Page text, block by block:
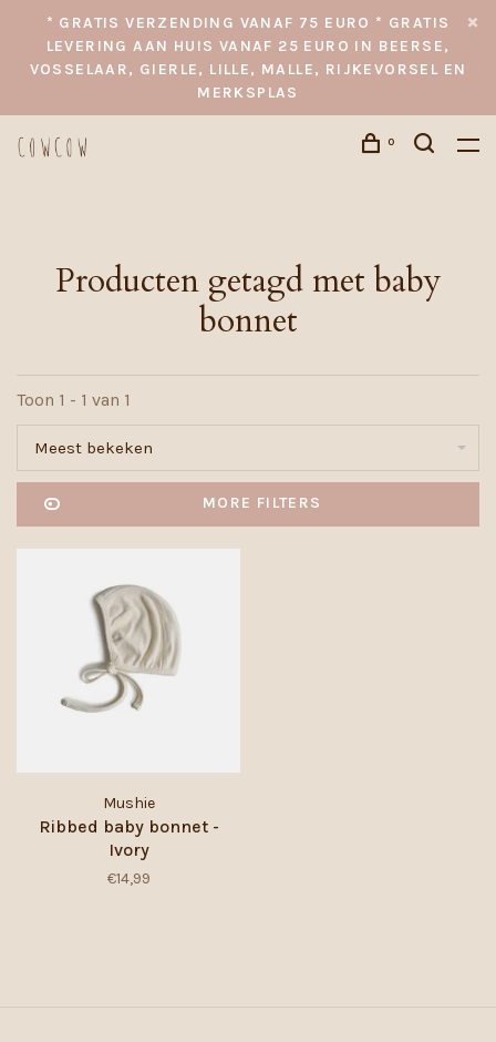
* GRATIS VERZENDING VANAF 75 EURO * GRATIS
LEVERING AAN HUIS VANAF 25 EURO IN BEERSE,
VOSSELAAR, GIERLE, LILLE, MALLE, RIJKEVORSEL EN
MERKSPLAS
0
Producten getagd met baby
bonnet
Toon 1 - 1 van 1
Meest bekeken
MORE FILTERS
Mushie
Ribbed baby bonnet -
Ivory
€14,99